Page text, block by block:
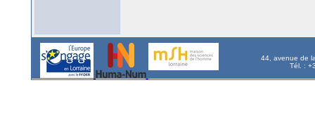
44, avenue de
Tél. :